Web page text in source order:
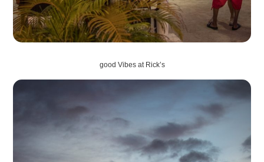
good Vibes at Rick’s